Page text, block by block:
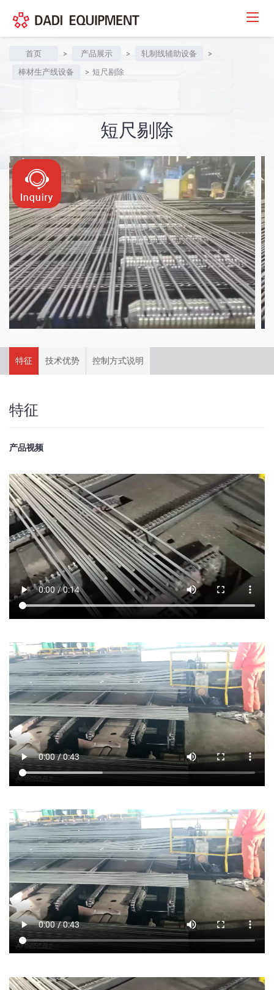
首页 > 产品展示 > 轧制线辅助设备
>
棒材生产线设备
> 短尺剔除
短尺剔除
特征 技术优势 控制方式说明
特征
产品视频